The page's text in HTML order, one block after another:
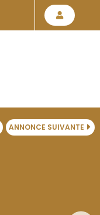
ANNONCE SUIVANTE